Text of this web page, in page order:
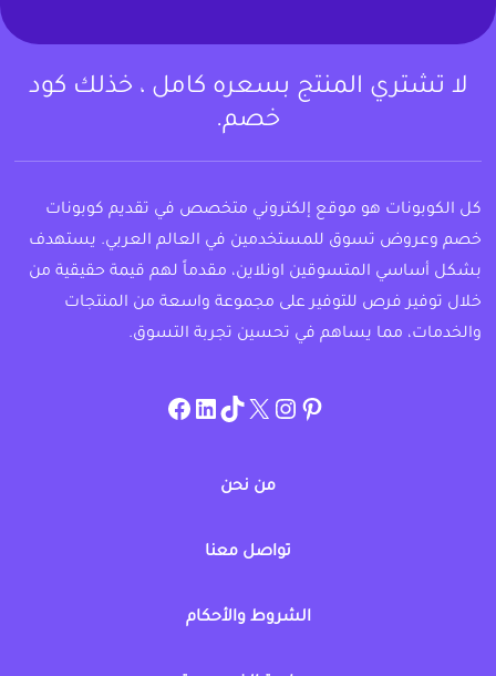
لا تشتري المنتج بسعره كامل ، خذلك كود
خصم.
كل الكوبونات هو موقع إلكتروني متخصص في تقديم كوبونات
خصم وعروض تسوق للمستخدمين في العالم العربي. يستهدف
بشكل أساسي المتسوقين اونلاين، مقدماً لهم قيمة حقيقية من
خلال توفير فرص للتوفير على مجموعة واسعة من المنتجات
والخدمات، مما يساهم في تحسين تجربة التسوق.
pinterest
allcouponat
twitter
TikTok
linkedin
facebook
من نحن
تواصل معنا
الشروط والأحكام